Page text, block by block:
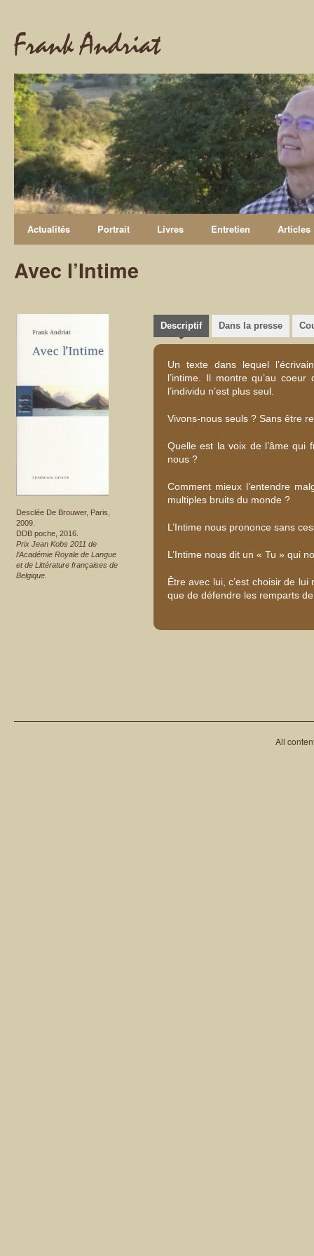
Frank Andriat
Actualités Portrait Livres Entretien Articles
Avec l’Intime
Desclée De Brouwer, Paris,
2009.
DDB poche, 2016.
Prix Jean Kobs 2011 de
l’Académie Royale de Langue
et de Littérature françaises de
Belgique.
Descriptif Dans la presse
Un texte dans lequel
l’intime. Il montre qu’au
l’individu n’est plus seul.
Vivons-nous seuls ? Sans être
Quelle est la voix de l’âme qui
nous ?
Comment mieux l’entendre
multiples bruits du monde ?
L’Intime nous prononce sans
L’Intime nous dit un « Tu » qui
Être avec lui, c’est choisir de
que de défendre les remparts
All